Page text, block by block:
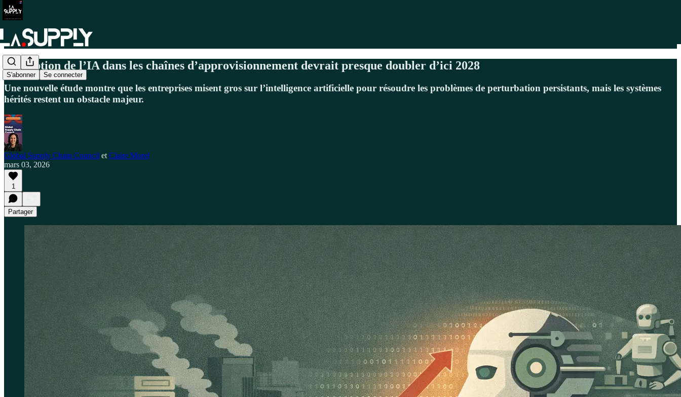
S'abonner Se connecter
L’adoption de l’IA dans les chaînes d’approvisionnement devrait presque doubler d’ici 2028
Une nouvelle étude montre que les entreprises misent gros sur l’intelligence artificielle pour résoudre les problèmes de perturbation persistants, mais les systèmes
hérités restent un obstacle majeur.
Global Supply Chain Council et Claire Morel
mars 03, 2026
1
Partager